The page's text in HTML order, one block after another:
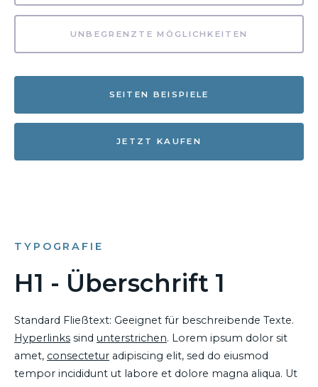
UNBEGRENZTE MÖGLICHKEITEN
SEITEN BEISPIELE
JETZT KAUFEN
TYPOGRAFIE
H1 - Überschrift 1
Standard Fließtext: Geeignet für beschreibende Texte.
Hyperlinks sind unterstrichen. Lorem ipsum dolor sit
amet, consectetur adipiscing elit, sed do eiusmod
tempor incididunt ut labore et dolore magna aliqua. Ut